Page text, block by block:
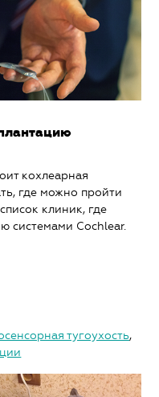
кохлеарная
где можно пройти
клиник, где
системами Cochlear.
тугоухость,